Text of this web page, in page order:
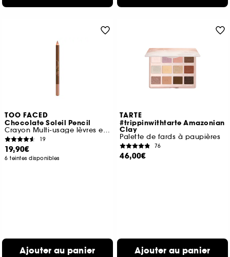
TOO FACED
Chocolate Soleil Pencil
Crayon Multi-usage lèvres et visage
19
19,90€
6 teintes disponibles
Ajouter au panier
TARTE
#trippinwithtarte Amazonian
Clay
Palette de fards à paupières
76
46,00€
Ajouter au panier